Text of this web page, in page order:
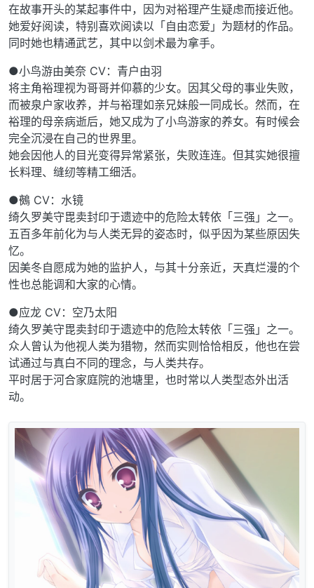
在故事开头的某起事件中，因为对裕理产生疑虑而接近他。
她爱好阅读，特别喜欢阅读以「自由恋爱」为题材的作品。
同时她也精通武艺，其中以剑术最为拿手。
●小鸟游由美奈 CV：青户由羽
将主角裕理视为哥哥并仰慕的少女。因其父母的事业失败，
而被泉户家收养，并与裕理如亲兄妹般一同成长。然而，在
裕理的母亲病逝后，她又成为了小鸟游家的养女。有时候会
完全沉浸在自己的世界里。
她会因他人的目光变得异常紧张，失败连连。但其实她很擅
长料理、缝纫等精工细活。
●鵺 CV：水镜
绮久罗美守毘卖封印于遗迹中的危险太转依「三强」之一。
五百多年前化为与人类无异的姿态时，似乎因为某些原因失
忆。
因美冬自愿成为她的监护人，与其十分亲近，天真烂漫的个
性也总能调和大家的心情。
●应龙 CV：空乃太阳
绮久罗美守毘卖封印于遗迹中的危险太转依「三强」之一。
众人曾认为他视人类为猎物，然而实则恰恰相反，他也在尝
试通过与真白不同的理念，与人类共存。
平时居于河合家庭院的池塘里，也时常以人类型态外出活
动。